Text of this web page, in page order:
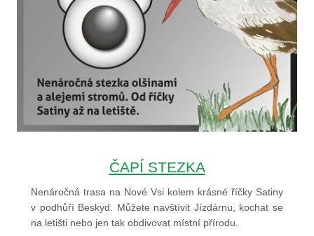
ČAPÍ STEZKA
Nenáročná trasa na Nové Vsi kolem krásné říčky Satiny
v podhůří Beskyd. Můžete navštívit Jízdárnu, kochat se
na letišti nebo jen tak obdivovat místní přírodu.